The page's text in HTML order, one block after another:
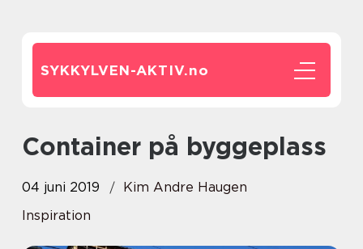
SYKKYLVEN-AKTIV.no
Container på byggeplass
04 juni 2019
Kim Andre Haugen
Inspiration